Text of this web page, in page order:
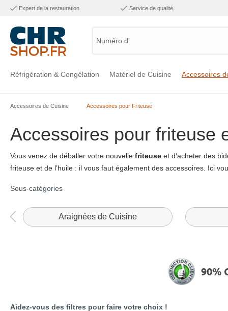
Expert de la restauration Service de qualité
Numéro d'arti
Réfrigération & Congélation Matériel de Cuisine Accessoires
Accessoires de Cuisine Accessoires pour Friteuse
Accessoires pour friteuse
Vous venez de déballer votre nouvelle friteuse et d'acheter des
friteuse et de l’huile : il vous faut également des accessoires. Ici
Sous-catégories
Araignées de Cuisine
90%
Aidez-vous des filtres pour faire votre choix !